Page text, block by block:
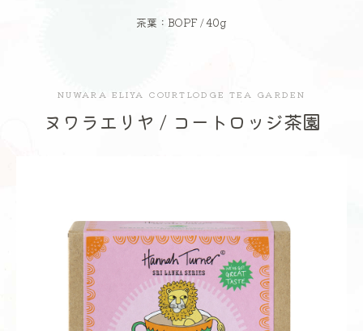
茶葉：BOPF / 40g
ヌワラエリヤ / コートロッジ茶園
NUWARA ELIYA COURTLODGE TEA GARDEN